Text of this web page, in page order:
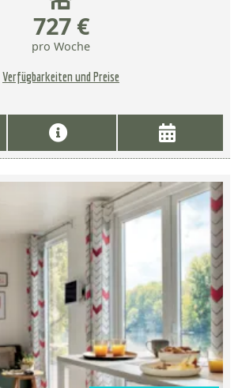
727 €
pro Woche
Verfügbarkeiten und Preise